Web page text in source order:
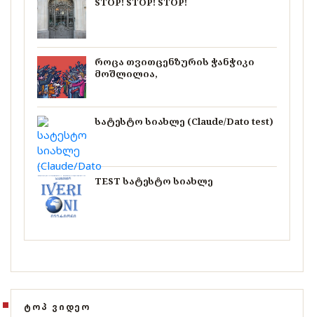
როცა თვითცენზურის ჭანჭიკი
მოშლილია,
სატესტო სიახლე (Claude/Dato test)
TEST სატესტო სიახლე
ᲢᲝᲞ ᲕᲘᲓᲔᲝ